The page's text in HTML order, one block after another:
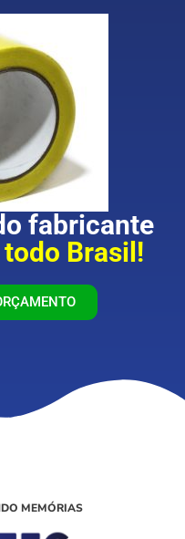
fabricante
Brasil!
MEMÓRIAS